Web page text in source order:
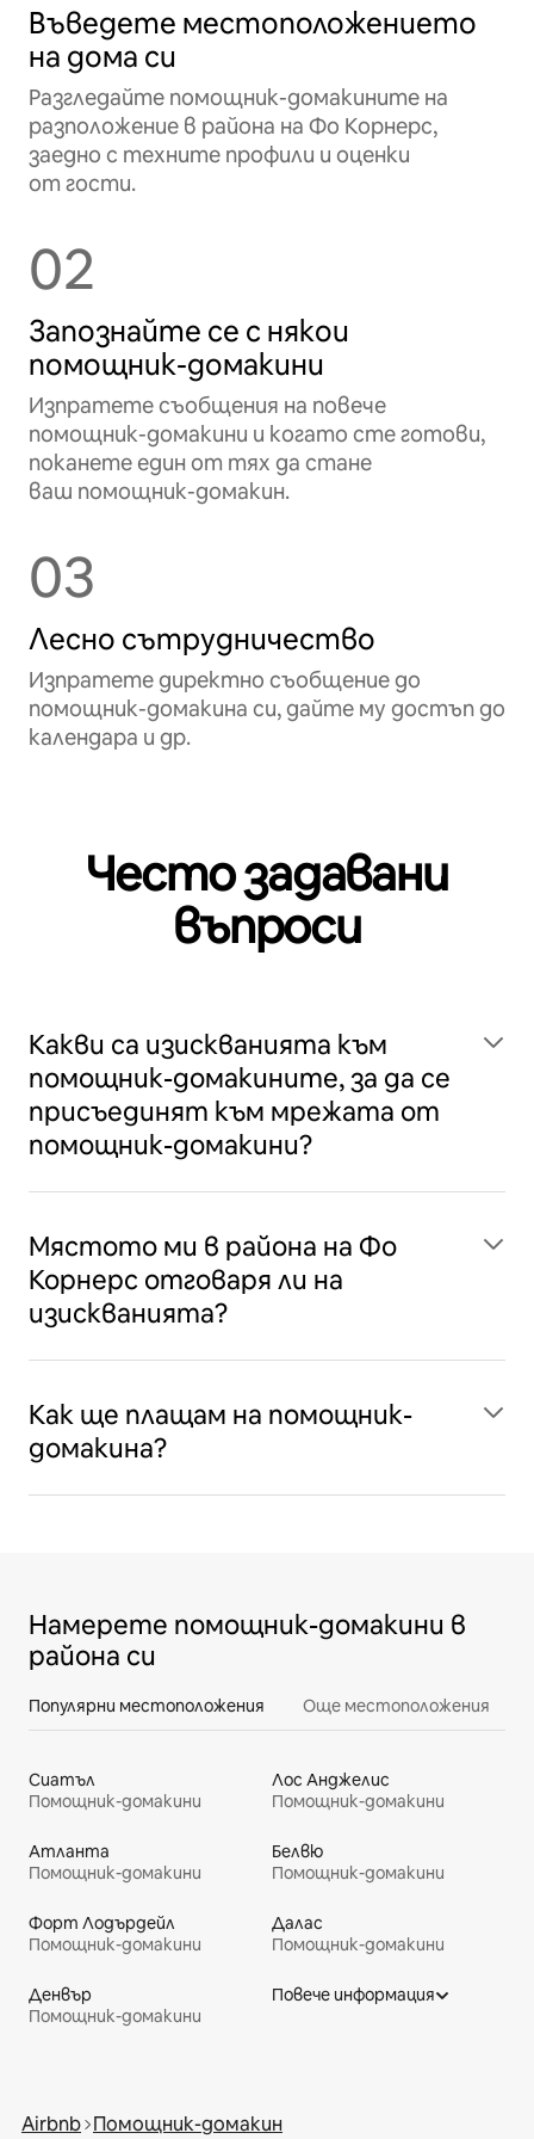
Въведете местоположението
на дома си
Разгледайте помощник-домакините на
разположение в района на Фо Корнерс,
заедно с техните профили и оценки
от гости.
02
Запознайте се с някои
помощник-домакини
Изпратете съобщения на повече
помощник-домакини и когато сте готови,
поканете един от тях да стане
ваш помощник-домакин.
03
Лесно сътрудничество
Изпратете директно съобщение до
помощник-домакина си, дайте му достъп до
календара и др.
Често задавани
въпроси
Какви са изискванията към
помощник-домакините, за да се
присъединят към мрежата от
помощник-домакини?
Мястото ми в района на Фо
Корнерс отговаря ли на
изискванията?
Как ще плащам на помощник-
домакина?
Намерете помощник-домакини в
района си
Популярни местоположения Още местоположения
Сиатъл
Помощник-домакини
Лос Анджелис
Помощник-домакини
Атланта
Помощник-домакини
Белвю
Помощник-домакини
Форт Лодърдейл
Помощник-домакини
Далас
Помощник-домакини
Денвър
Помощник-домакини
Повече информация
Airbnb Помощник-домакин